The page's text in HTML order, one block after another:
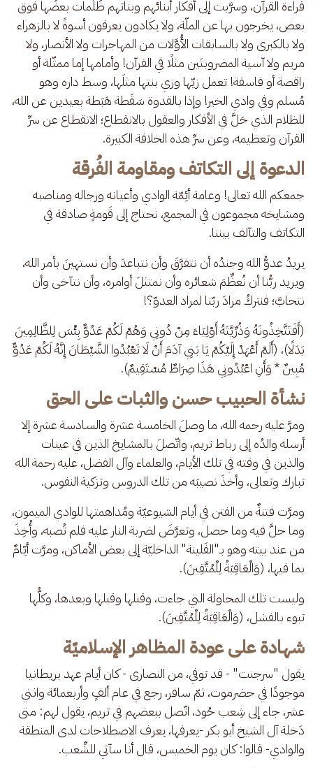
قراءة القرآن، وسرَّبت إلى أفكار أبنائهم وبناتهم ظُلُمات بعضُها فوق
بعض، يخرجون بها عن الملّة، ولا يكادون يعرفون أسوةً لا بالزهراء
ولا بالكبرى ولا بالسابقات الأُوَّلات من المهاجرات ولا الأنصار، ولا
مريم ولا آسية المضروبتَين مثلًا في القرآن! وأمامها إما ممثّلة أو
راقصة أو فاسقة! تعمل زيّها وزي بنتها مثلَها، وسط داره وهو
مُسلم وفي وادي الخير! وإذا بالقدوة سَقَطة هَبَطة بعيدين عن الله،
للظلام الذي حَلَّ في الأفكار والعقول بالانقطاع؛ الانقطاع عن سرِّ
القرآن وتعظيمه، وعن سرِّ هذه الخلافة الكبيرة.
الدعوة إلى التكاتف ومقاومة الفُرقة
جمعكم الله تعالى! وعامة أئِمّة الوادي وأعيانه ورجاله ومناصبه
ومشايخه مجموعون في المجمع، نحتاج إلى قَومةٍ صادقة في
التكاتف والتآلف بيننا.
يريدُ عدوُّ الله وجندُه أن نتفرَّقَ وأن نتباعدَ وأن نستهينَ بأمر الله،
ويريد ربُّنا أن نُعظِّمَ شعائره وأن نمتثلَ أوامره، وأن نتآخى وأن
نتحابَّ؛ فنتركُ مرادَ ربّنا لمراد العدوّ؟!
(أَفَتَتَّخِذُونَهُ وَذُرِّيَّتَهُ أَوْلِيَاءَ مِنْ دُونِي وَهُمْ لَكُمْ عَدُوٌّ بِئْسَ لِلظَّالِمِينَ
بَدَلًا)، (أَلَمْ أَعْهَدْ إِلَيْكُمْ يَا بَنِي آدَمَ أَنْ لَا تَعْبُدُوا الشَّيْطَانَ إِنَّهُ لَكُمْ عَدُوٌّ
مُبِينٌ * وَأَنِ اعْبُدُونِي هَذَا صِرَاطٌ مُسْتَقِيمٌ).
نشأة الحبيب حسن والثبات على الحق
ومرَّ عليه رحمه الله، ما وصلَ الخامسة عشرة والسادسة عشرة إلا
أرسله والدُه إلى رباط تريم، واتّصلَ بالمشايخ الذين في عينات
والذين في وقته في تلك الأيام، والعلماء وآل الفضل، عليه رحمة الله
تبارك وتعالى، وأخذَ نصيبَه من تلك الدروس وتزكية النفوس.
ومرَّت فتنةٌ من الفتن في أيام الشيوعيّة ومُداهمتها للوادي الميمون،
وما حلَّ فيه وما حصل، وتعرَّضَ لضربة النار عليه فلم تُصبه، وأُخِذَ
من عند بيته وهو بـ"الفَلينة" الداخليّة إلى بعض الأماكن، ومرَّت أيّامٌ
بما فيها، (وَالْعَاقِبَةُ لِلْمُتَّقِينَ).
وليست تلك المحاولة التي جاءت، وقبلها وقبلها وبعدها، وكلُّها
تبوء بالفشل، (وَالْعَاقِبَةُ لِلْمُتَّقِينَ).
شهادة على عودة المظاهر الإسلاميّة
يقول "سرجنت" - قد توفي، من النصارى - كان أيام عهد بريطانيا
موجودًا في حضرموت، ثمّ سافر، رجع في عام ألفٍ وأربعمائة واثني
عشر، جاء إلى شِعب حُود، اتّصل ببعضهم في تريم، يقول لهم: متى
دَخلة آل الشيخ أبو بكر -يعرفها، يعرف الاصطلاحات لدى المنطقة
والوادي- قالوا: كان يوم الخميس، قال أنا سآتي للشِّعب.